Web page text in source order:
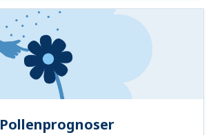
Pollenprognoser